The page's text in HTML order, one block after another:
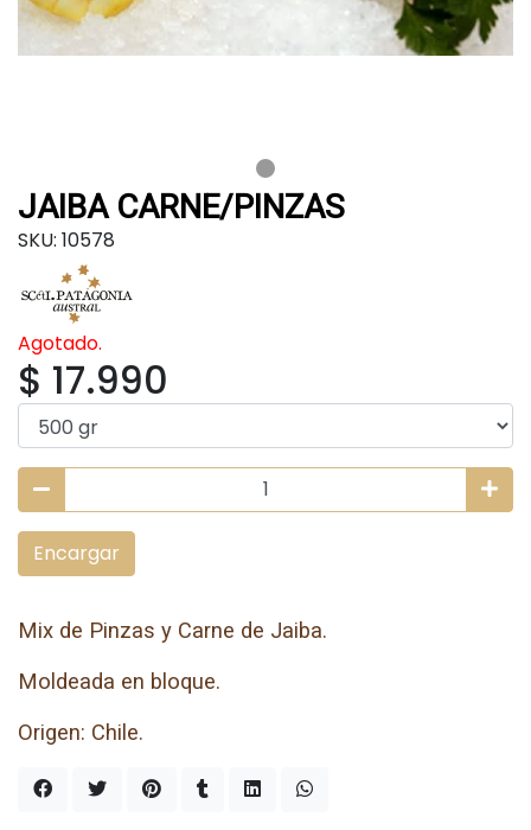
JAIBA CARNE/PINZAS
SKU: 10578
Agotado.
$ 17.990
Encargar
Mix de Pinzas y Carne de Jaiba.
Moldeada en bloque.
Origen: Chile.